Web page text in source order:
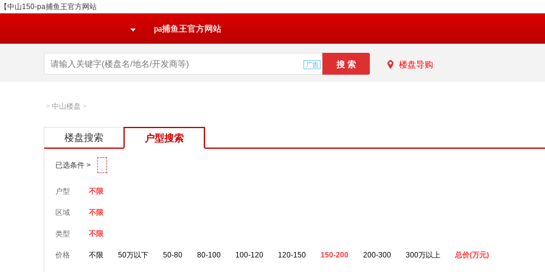
【中山150-pa捕鱼王官方网站
pa捕鱼王官方网站
楼盘导购
> 中山楼盘 >
楼盘搜索 户型搜索
已选条件 >
户型 不限
区域 不限
类型 不限
价格 不限 50万以下 50-80 80-100 100-120 120-150 150-200 200-300 300万以上 总价(万元)